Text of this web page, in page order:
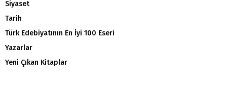
Siyaset
Tarih
Türk Edebiyatının En İyi 100 Eseri
Yazarlar
Yeni Çıkan Kitaplar